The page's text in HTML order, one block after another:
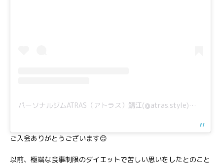
パーソナルジムATRAS（アトラス）鯖江(@atras.style)がシェアした投稿
ご入会ありがとうございます😊
以前、極端な食事制限のダイエットで苦しい思いをしたとのこと